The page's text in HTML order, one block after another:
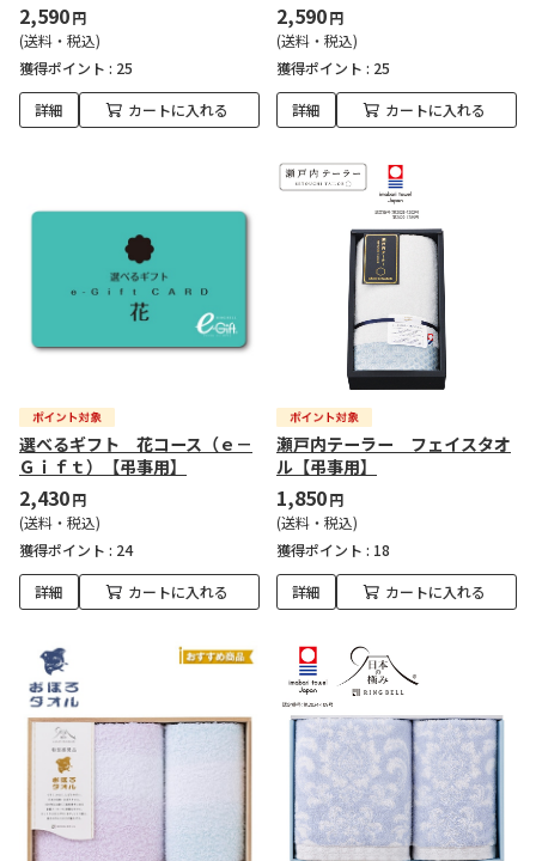
2,590円
(送料・税込)
獲得ポイント : 25
詳細 カートに入れる
2,590円
(送料・税込)
獲得ポイント : 25
詳細 カートに入れる
選べるギフト 花コース（ｅ－
Ｇｉｆｔ）【弔事用】
2,430円
(送料・税込)
獲得ポイント : 24
詳細 カートに入れる
瀬戸内テーラー フェイスタオ
ル【弔事用】
1,850円
(送料・税込)
獲得ポイント : 18
詳細 カートに入れる